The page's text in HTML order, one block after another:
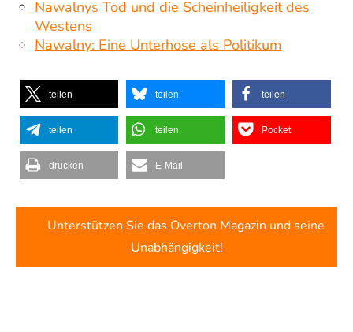
Nawalnys Tod und die Scheinheiligkeit des
Westens
Nawalny: Eine Unterhose als Politikum
teilen teilen teilen
teilen teilen Pocket
drucken E-Mail
Unterstützen Sie das Overton Magazin und seine
Unabhängigkeit!